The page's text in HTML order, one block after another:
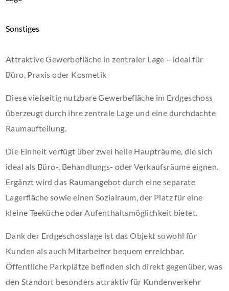
Sonstiges
Attraktive Gewerbefläche in zentraler Lage – ideal für
Büro, Praxis oder Kosmetik
Diese vielseitig nutzbare Gewerbefläche im Erdgeschoss
überzeugt durch ihre zentrale Lage und eine durchdachte
Raumaufteilung.
Die Einheit verfügt über zwei helle Haupträume, die sich
ideal als Büro-, Behandlungs- oder Verkaufsräume eignen.
Ergänzt wird das Raumangebot durch eine separate
Lagerfläche sowie einen Sozialraum, der Platz für eine
kleine Teeküche oder Aufenthaltsmöglichkeit bietet.
Dank der Erdgeschosslage ist das Objekt sowohl für
Kunden als auch Mitarbeiter bequem erreichbar.
Öffentliche Parkplätze befinden sich direkt gegenüber, was
den Standort besonders attraktiv für Kundenverkehr